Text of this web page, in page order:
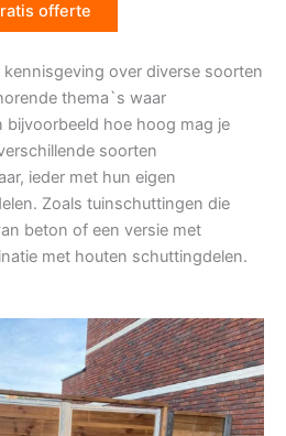
offerte
over diverse soorten
thema`s waar
bijvoorbeeld hoe hoog mag je
soorten
ieder met hun eigen
Zoals tuinschuttingen die
beton of een versie met
met houten schuttingdelen.